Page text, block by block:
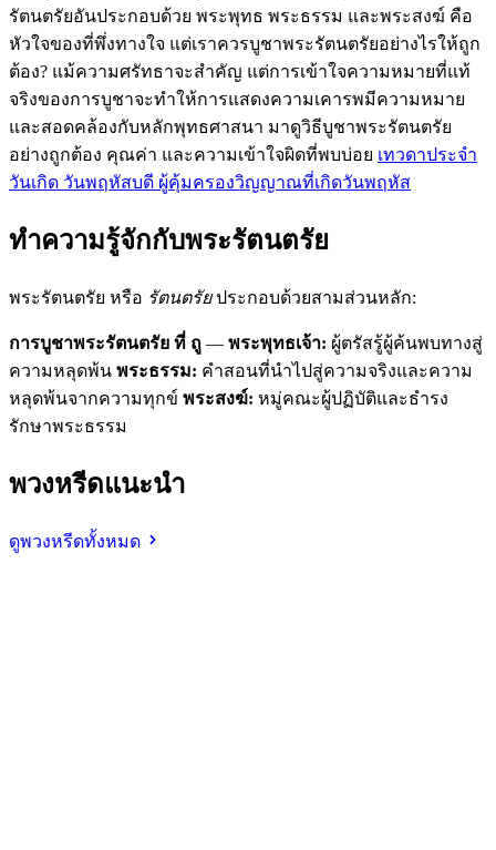
รัตนตรัยอันประกอบด้วย พระพุทธ พระธรรม และพระสงฆ์ คือ
หัวใจของที่พึ่งทางใจ แต่เราควรบูชาพระรัตนตรัยอย่างไรให้ถูก
ต้อง? แม้ความศรัทธาจะสำคัญ แต่การเข้าใจความหมายที่แท้
จริงของการบูชาจะทำให้การแสดงความเคารพมีความหมาย
และสอดคล้องกับหลักพุทธศาสนา มาดูวิธีบูชาพระรัตนตรัย
อย่างถูกต้อง คุณค่า และความเข้าใจผิดที่พบบ่อย เทวดาประจํา
วันเกิด วันพฤหัสบดี ผู้คุ้มครองวิญญาณที่เกิดวันพฤหัส
ทำความรู้จักกับพระรัตนตรัย
พระรัตนตรัย หรือ รัตนตรัยประกอบด้วยสามส่วนหลัก:
การบูชาพระรัตนตรัย ที่ ถู — พระพุทธเจ้า: ผู้ตรัสรู้ผู้ค้นพบทางสู่
ความหลุดพ้น พระธรรม: คำสอนที่นำไปสู่ความจริงและความ
หลุดพ้นจากความทุกข์ พระสงฆ์: หมู่คณะผู้ปฏิบัติและธำรง
รักษาพระธรรม
พวงหรีดแนะนำ
ดูพวงหรีดทั้งหมด